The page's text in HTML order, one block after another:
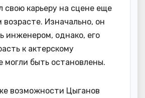
свою карьеру на сцене еще
Изначально, он
инженером, однако, его
к актерскому
могли быть остановлены.
возможности Цыганов